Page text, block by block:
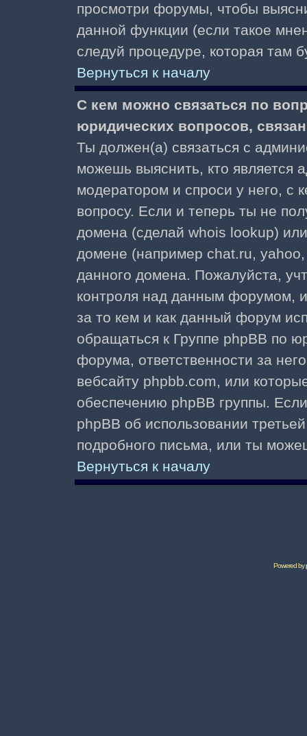
просмотри форумы, чтобы
данной функции (если такое
следуй процедуре, которая там
Вернуться к началу
С кем можно связаться по
юридических вопросов,
Ты должен(а) связаться с
можешь выяснить, кто является
модератором и спроси у него, с
вопросу. Если и теперь ты не
домена (сделай whois lookup)
домене (например chat.ru,
данного домена. Пожалуйста,
контроля над данным форумом,
за то кем и как данный форум
обращаться к Группе phpBB по
форума, ответственности за
вебсайту phpbb.com, или
обеспечению phpBB группы.
phpBB об использовании
подробного письма, или ты
Вернуться к началу
Powered by